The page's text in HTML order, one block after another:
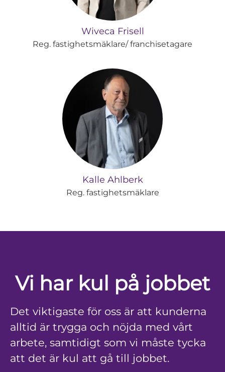
Wiveca Frisell
Reg. fastighetsmäklare/ franchisetagare
Kalle Ahlberk
Reg. fastighetsmäklare
Vi har kul på jobbet
Det viktigaste för oss är att kunderna
alltid är trygga och nöjda med vårt
arbete, samtidigt som vi måste tycka
att det är kul att gå till jobbet.